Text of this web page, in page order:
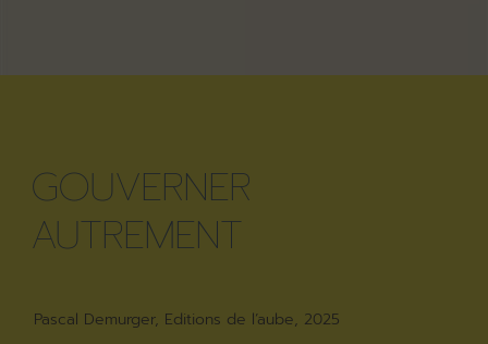
GOUVERNER
AUTREMENT
Pascal Demurger, Editions de l’aube, 2025